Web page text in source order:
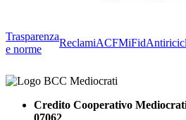
Trasparenza
e norme
ReclamiACFMiFid
Credito Cooperativo
07062